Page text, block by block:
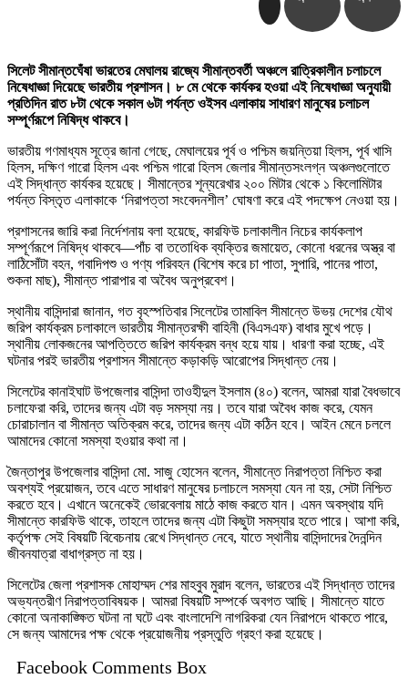
সিলেট সীমান্তঘেঁষা ভারতের মেঘালয় রাজ্যে সীমান্তবর্তী অঞ্চলে রাত্রিকালীন চলাচলে
নিষেধাজ্ঞা দিয়েছে ভারতীয় প্রশাসন। ৮ মে থেকে কার্যকর হওয়া এই নিষেধাজ্ঞা অনুযায়ী
প্রতিদিন রাত ৮টা থেকে সকাল ৬টা পর্যন্ত ওইসব এলাকায় সাধারণ মানুষের চলাচল
সম্পূর্ণরূপে নিষিদ্ধ থাকবে।
ভারতীয় গণমাধ্যম সূত্রে জানা গেছে, মেঘালয়ের পূর্ব ও পশ্চিম জয়ন্তিয়া হিলস, পূর্ব খাসি
হিলস, দক্ষিণ গারো হিলস এবং পশ্চিম গারো হিলস জেলার সীমান্তসংলগ্ন অঞ্চলগুলোতে
এই সিদ্ধান্ত কার্যকর হয়েছে। সীমান্তের শূন্যরেখার ২০০ মিটার থেকে ১ কিলোমিটার
পর্যন্ত বিস্তৃত এলাকাকে ‘নিরাপত্তা সংবেদনশীল’ ঘোষণা করে এই পদক্ষেপ নেওয়া হয়।
প্রশাসনের জারি করা নির্দেশনায় বলা হয়েছে, কারফিউ চলাকালীন নিচের কার্যকলাপ
সম্পূর্ণরূপে নিষিদ্ধ থাকবে—পাঁচ বা ততোধিক ব্যক্তির জমায়েত, কোনো ধরনের অস্ত্র বা
লাঠিসোঁটা বহন, গবাদিপশু ও পণ্য পরিবহন (বিশেষ করে চা পাতা, সুপারি, পানের পাতা,
শুকনা মাছ), সীমান্ত পারাপার বা অবৈধ অনুপ্রবেশ।
স্থানীয় বাসিন্দারা জানান, গত বৃহস্পতিবার সিলেটের তামাবিল সীমান্তে উভয় দেশের যৌথ
জরিপ কার্যক্রম চলাকালে ভারতীয় সীমান্তরক্ষী বাহিনী (বিএসএফ) বাধার মুখে পড়ে।
স্থানীয় লোকজনের আপত্তিতে জরিপ কার্যক্রম বন্ধ হয়ে যায়। ধারণা করা হচ্ছে, এই
ঘটনার পরই ভারতীয় প্রশাসন সীমান্তে কড়াকড়ি আরোপের সিদ্ধান্ত নেয়।
সিলেটের কানাইঘাট উপজেলার বাসিন্দা তাওহীদুল ইসলাম (৪০) বলেন, আমরা যারা বৈধভাবে
চলাফেরা করি, তাদের জন্য এটা বড় সমস্যা নয়। তবে যারা অবৈধ কাজ করে, যেমন
চোরাচালান বা সীমান্ত অতিক্রম করে, তাদের জন্য এটা কঠিন হবে। আইন মেনে চললে
আমাদের কোনো সমস্যা হওয়ার কথা না।
জৈন্তাপুর উপজেলার বাসিন্দা মো. সাজু হোসেন বলেন, সীমান্তে নিরাপত্তা নিশ্চিত করা
অবশ্যই প্রয়োজন, তবে এতে সাধারণ মানুষের চলাচলে সমস্যা যেন না হয়, সেটা নিশ্চিত
করতে হবে। এখানে অনেকেই ভোরবেলায় মাঠে কাজ করতে যান। এমন অবস্থায় যদি
সীমান্তে কারফিউ থাকে, তাহলে তাদের জন্য এটা কিছুটা সমস্যার হতে পারে। আশা করি,
কর্তৃপক্ষ সেই বিষয়টি বিবেচনায় রেখে সিদ্ধান্ত নেবে, যাতে স্থানীয় বাসিন্দাদের দৈনন্দিন
জীবনযাত্রা বাধাগ্রস্ত না হয়।
সিলেটের জেলা প্রশাসক মোহাম্মদ শের মাহবুব মুরাদ বলেন, ভারতের এই সিদ্ধান্ত তাদের
অভ্যন্তরীণ নিরাপত্তাবিষয়ক। আমরা বিষয়টি সম্পর্কে অবগত আছি। সীমান্তে যাতে
কোনো অনাকাঙ্ক্ষিত ঘটনা না ঘটে এবং বাংলাদেশি নাগরিকরা যেন নিরাপদে থাকতে পারে,
সে জন্য আমাদের পক্ষ থেকে প্রয়োজনীয় প্রস্তুতি গ্রহণ করা হয়েছে।
Facebook Comments Box